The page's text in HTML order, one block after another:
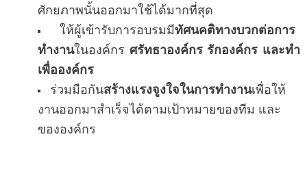
ศักยภาพนั้นออกมาใช้ได้มากที่สุด
ให้ผู้เข้ารับการอบรมมีทัศนคติทางบวกต่อการ
ทำงานในองค์กร ศรัทธาองค์กร รักองค์กร และทำ
เพื่อองค์กร
ร่วมมือกันสร้างแรงจูงใจในการทำงานเพื่อให้
งานออกมาสำเร็จได้ตามเป้าหมายของทีม และ
ขององค์กร